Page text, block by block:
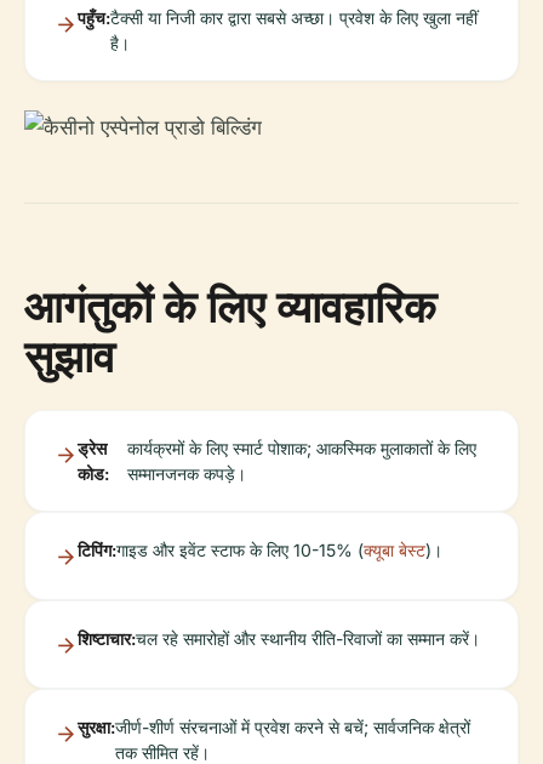
पहुँच:टैक्सी या निजी कार द्वारा सबसे अच्छा। प्रवेश के लिए खुला नहीं
है।
आगंतुकों के लिए व्यावहारिक
सुझाव
ड्रेस
कोड:
कार्यक्रमों के लिए स्मार्ट पोशाक; आकस्मिक मुलाकातों के लिए
सम्मानजनक कपड़े।
टिपिंग:गाइड और इवेंट स्टाफ के लिए 10-15% (क्यूबा बेस्ट)।
शिष्टाचार:चल रहे समारोहों और स्थानीय रीति-रिवाजों का सम्मान करें।
सुरक्षा:जीर्ण-शीर्ण संरचनाओं में प्रवेश करने से बचें; सार्वजनिक क्षेत्रों
तक सीमित रहें।